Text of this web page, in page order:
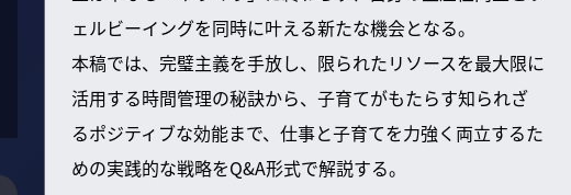
ェルビーイングを同時に叶える新たな機会となる。
本稿では、完璧主義を手放し、限られたリソースを最大限に
活用する時間管理の秘訣から、子育てがもたらす知られざ
るポジティブな効能まで、仕事と子育てを力強く両立するた
めの実践的な戦略をQ&A形式で解説する。